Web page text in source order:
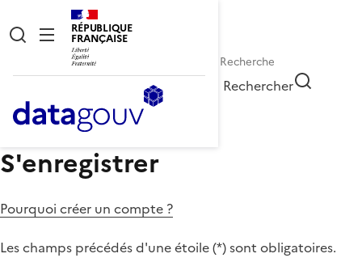
RÉPUBLIQUE
FRANÇAISE
Rechercher
S'enregistrer
Pourquoi créer un compte ?
Les champs précédés d'une étoile (*) sont obligatoires.